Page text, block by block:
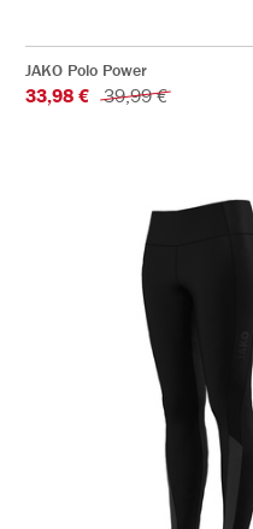
JAKO Polo Power
33,98 € 39,99 €